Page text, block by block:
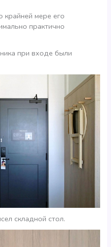
мере его
практично
при входе были
складной стол.